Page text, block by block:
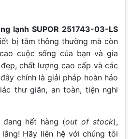
lạnh SUPOR 251743-03-LS
bị tắm thông thường mà còn
cuộc sống của bạn và gia
chất lượng cao cấp và các
chính là giải pháp hoàn hảo
thư giãn, an toàn, tiện nghi
đang hết hàng (out of stock),
Hãy liên hệ với chúng tôi